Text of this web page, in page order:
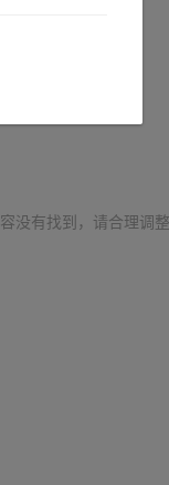
没有找到，请合理调